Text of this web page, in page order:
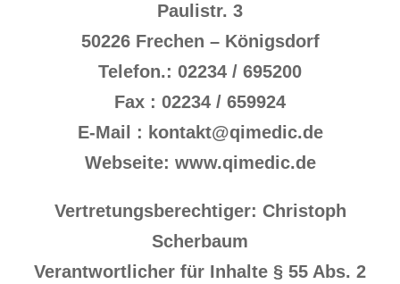
Paulistr. 3
50226 Frechen – Königsdorf
Telefon.: 02234 / 695200
Fax : 02234 / 659924
E-Mail : kontakt@qimedic.de
Webseite: www.qimedic.de
Vertretungsberechtiger: Christoph
Scherbaum
Verantwortlicher für Inhalte § 55 Abs. 2